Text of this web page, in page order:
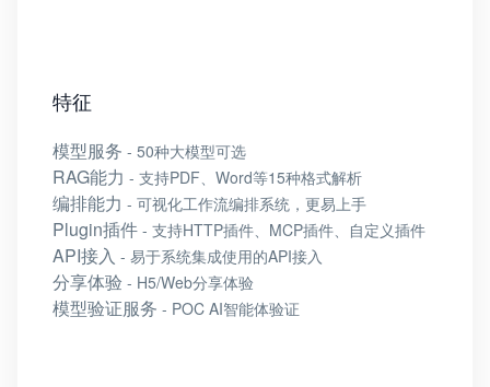
特征
模型服务 - 50种大模型可选
RAG能力 - 支持PDF、Word等15种格式解析
编排能力 - 可视化工作流编排系统，更易上手
Plugin插件 - 支持HTTP插件、MCP插件、自定义插件
API接入 - 易于系统集成使用的API接入
分享体验 - H5/Web分享体验
模型验证服务 - POC AI智能体验证